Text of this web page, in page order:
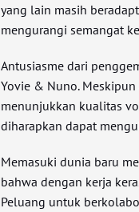
yang lain masih
mengurangi semangat
Antusiasme dari
Yovie & Nuno.
menunjukkan kualitas
diharapkan dapat
Memasuki dunia baru
bahwa dengan kerja
Peluang untuk